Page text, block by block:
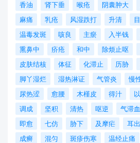
香油
肾下垂 喉疮 阴囊肿大
麻痛
乳疮 风湿跌打 升清
温毒发斑
咳良 主瘀 入半钱
熏鼻中
疥疮 和中 除烦止呕
皮肤结核
体征 化滞止 历胁
脚丫湿烂
湿热淋证 气管炎 慢
尿热涩
愈腰 木槿皮 得汁
调成
坚积 清热 呕逆 气滞
即愈
七仿 胁下 及摩疟 耳出
成癣
混匀 斑疹伤寒 温经止痛